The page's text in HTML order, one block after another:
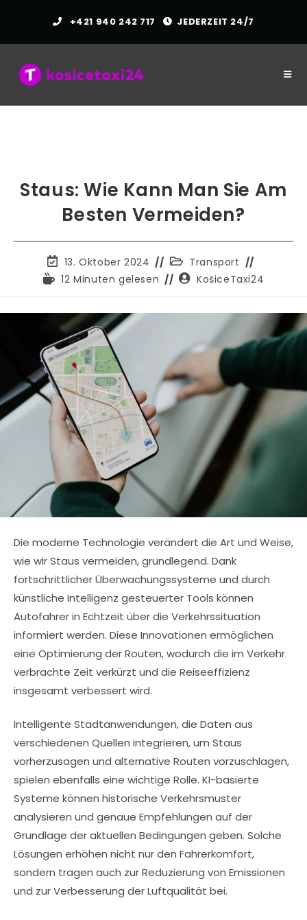
springen
+421 940 242 717 JEDERZEIT 24/7
Staus: Wie Kann Man Sie Am
Besten Vermeiden?
Der
Beitrag
wurde
bearbeitet:
13. Oktober 2024 Beitragskategorie:
Transport
Lesezeit:
12 Minuten gelesen
AutorKošiceTaxi24
Die moderne Technologie verändert die Art und Weise,
wie wir Staus vermeiden, grundlegend. Dank
fortschrittlicher Überwachungssysteme und durch
künstliche Intelligenz gesteuerter Tools können
Autofahrer in Echtzeit über die Verkehrssituation
informiert werden. Diese Innovationen ermöglichen
eine Optimierung der Routen, wodurch die im Verkehr
verbrachte Zeit verkürzt und die Reiseeffizienz
insgesamt verbessert wird.
Intelligente Stadtanwendungen, die Daten aus
verschiedenen Quellen integrieren, um Staus
vorherzusagen und alternative Routen vorzuschlagen,
spielen ebenfalls eine wichtige Rolle. KI-basierte
Systeme können historische Verkehrsmuster
analysieren und genaue Empfehlungen auf der
Grundlage der aktuellen Bedingungen geben. Solche
Lösungen erhöhen nicht nur den Fahrerkomfort,
sondern tragen auch zur Reduzierung von Emissionen
und zur Verbesserung der Luftqualität bei.